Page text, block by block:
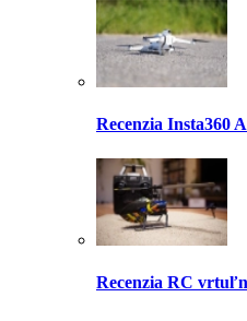
Recenzia Insta360
Recenzia RC